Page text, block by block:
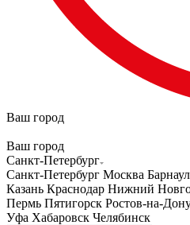
Ваш город
Ваш город
Санкт-Петербург
Санкт-Петербург Москва Барнаул
Казань Краснодар Нижний
Пермь Пятигорск Ростов-на-
Уфа Хабаровск Челябинск